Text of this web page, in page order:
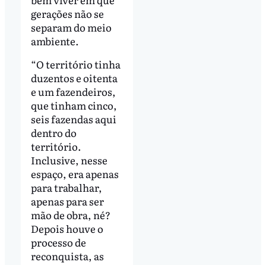
gerações não se
separam do meio
ambiente.
“O território tinha
duzentos e oitenta
e um fazendeiros,
que tinham cinco,
seis fazendas aqui
dentro do
território.
Inclusive, nesse
espaço, era apenas
para trabalhar,
apenas para ser
mão de obra, né?
Depois houve o
processo de
reconquista, as